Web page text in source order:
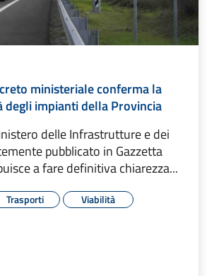
ministeriale conferma la
degli impianti della Provincia
delle Infrastrutture e dei
pubblicato in Gazzetta
a fare definitiva chiarezza...
Trasporti Viabilità